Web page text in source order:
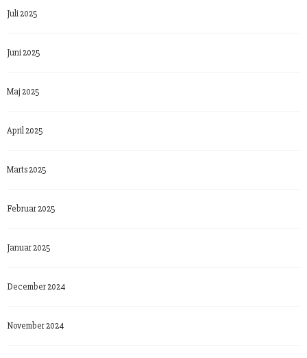
Juli 2025
Juni 2025
Maj 2025
April 2025
Marts 2025
Februar 2025
Januar 2025
December 2024
November 2024